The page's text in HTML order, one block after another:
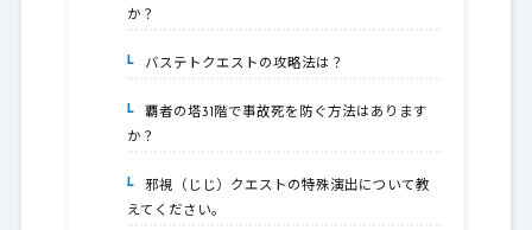
か？
6-2.バステトクエストの攻略法は？
6-3.覇者の塔31階で事故死を防ぐ方法はあります
か？
6-4.邪視（じじ）クエストの特殊演出について教
えてください。